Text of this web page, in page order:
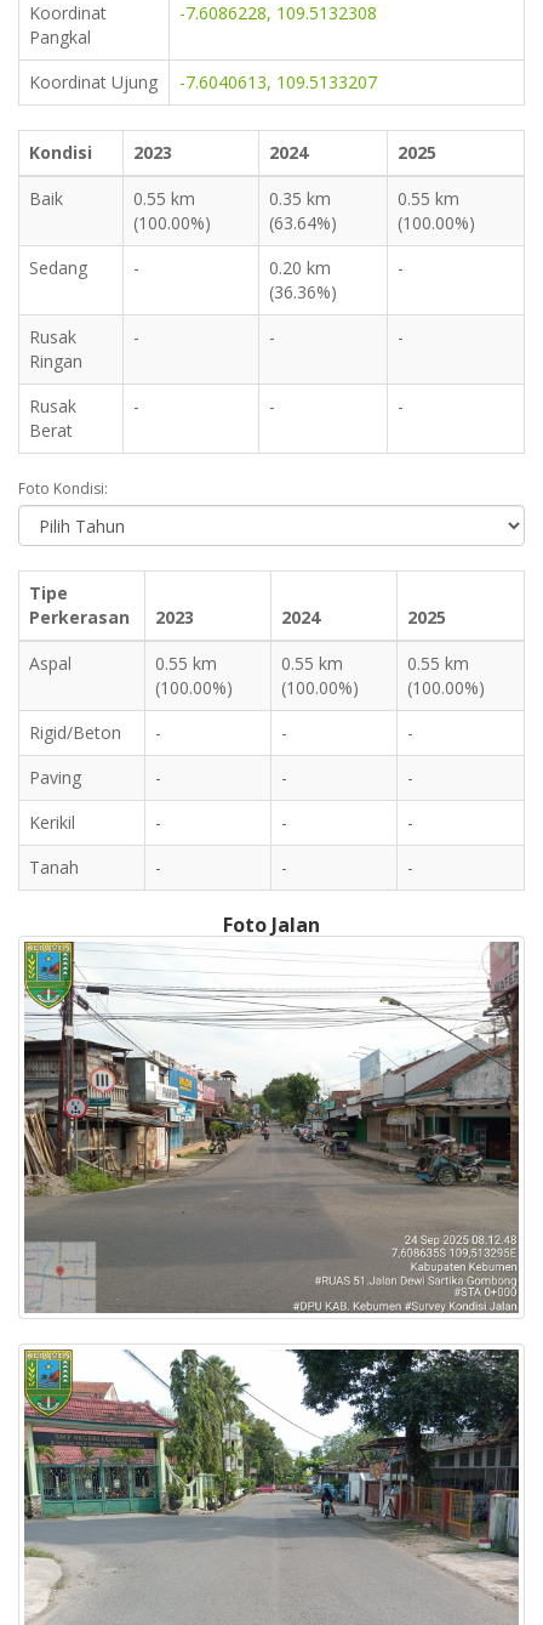
Koordinat
Pangkal
-7.6086228, 109.5132308
Koordinat Ujung -7.6040613, 109.5133207
Kondisi 2023 2024
2025
Baik
0.55 km
(100.00%)
0.35 km
(63.64%)
0.55 km
(100.00%)
Sedang
-
0.20 km
(36.36%)
-
Rusak
Ringan
- - -
Rusak
Berat
- - -
Foto Kondisi:
Tipe
Perkerasan
2023 2024
2025
Aspal
0.55 km
(100.00%)
0.55 km
(100.00%)
0.55 km
(100.00%)
Rigid/Beton
- -
-
Paving
- -
-
Kerikil
- -
-
Tanah
- - -
Foto Jalan